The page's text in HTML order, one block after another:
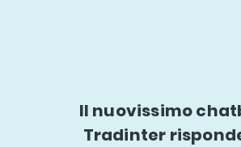
Il nuovissimo
Tradinter